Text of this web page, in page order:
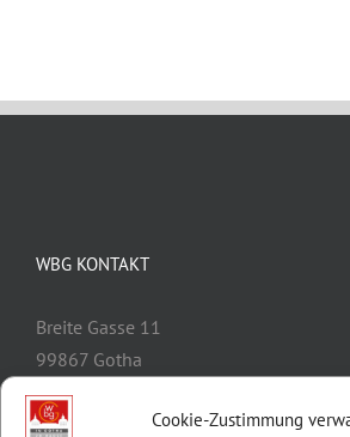
Cookie-Zustimmung
WBG KONTAKT
Breite Gasse 11
99867 Gotha
Telefon:
E-Mail:
info@wbg-gotha.de